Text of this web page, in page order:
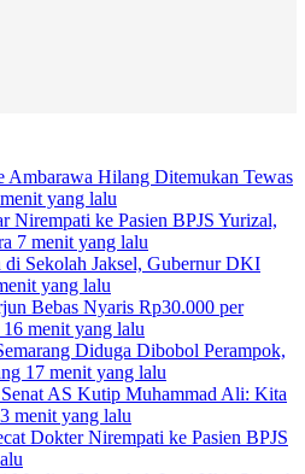
Ambarawa Hilang Ditemukan Tewas
yang lalu
Nirempati ke Pasien BPJS Yurizal,
7 menit yang lalu
di Sekolah Jaksel, Gubernur DKI
yang lalu
Bebas Nyaris Rp30.000 per
16 menit yang lalu
Diduga Dibobol Perampok,
17 menit yang lalu
AS Kutip Muhammad Ali: Kita
menit yang lalu
Dokter Nirempati ke Pasien BPJS